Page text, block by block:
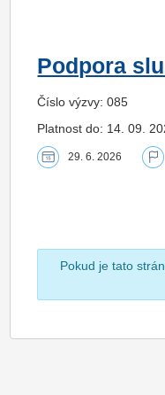
Podpora
Číslo výzvy: 085
Platnost do: 14. 09.
29. 6. 2026
Pokud je tato